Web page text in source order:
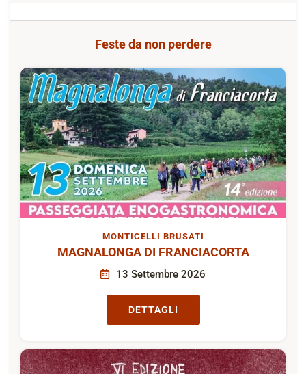
Feste da non perdere
MONTICELLI BRUSATI
MAGNALONGA DI FRANCIACORTA
13 Settembre 2026
DETTAGLI